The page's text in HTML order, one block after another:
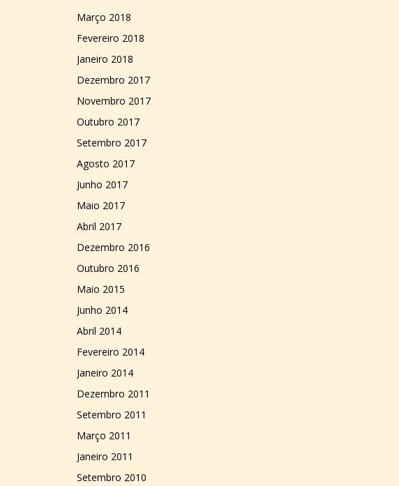
Março 2018
Fevereiro 2018
Janeiro 2018
Dezembro 2017
Novembro 2017
Outubro 2017
Setembro 2017
Agosto 2017
Junho 2017
Maio 2017
Abril 2017
Dezembro 2016
Outubro 2016
Maio 2015
Junho 2014
Abril 2014
Fevereiro 2014
Janeiro 2014
Dezembro 2011
Setembro 2011
Março 2011
Janeiro 2011
Setembro 2010